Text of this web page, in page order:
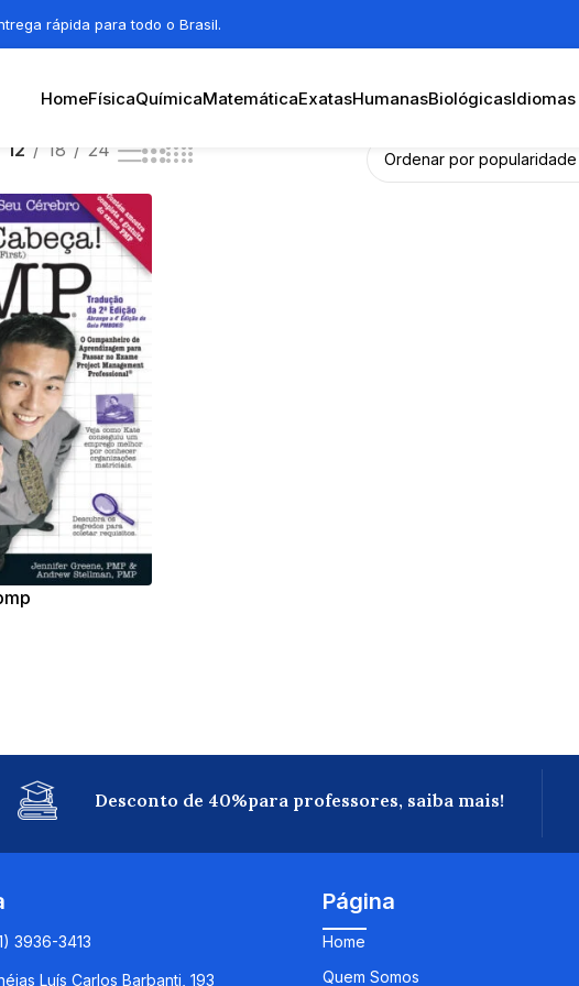
rápida para todo o Brasil.
HomeFísicaQuímicaMatemáticaExatasHumanasBiológicasIdiomas
12 18 24
Desconto de 40%para professores, saiba mais!
3936-3413
Luís Carlos Barbanti, 193
Página
Home
Quem Somos